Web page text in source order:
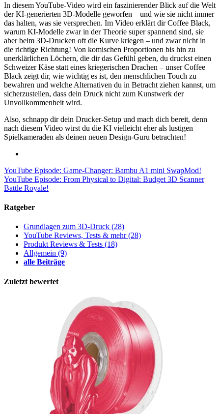
In diesem YouTube-Video wird ein faszinierender Blick auf die Welt
der KI-generierten 3D-Modelle geworfen – und wie sie nicht immer
das halten, was sie versprechen. Im Video erklärt dir Coffee Black,
warum KI-Modelle zwar in der Theorie super spannend sind, sie
aber beim 3D-Drucken oft die Kurve kriegen – und zwar nicht in
die richtige Richtung! Von komischen Proportionen bis hin zu
unerklärlichen Löchern, die dir das Gefühl geben, du druckst einen
Schweizer Käse statt eines kriegerischen Drachen – unser Coffee
Black zeigt dir, wie wichtig es ist, den menschlichen Touch zu
bewahren und welche Alternativen du in Betracht ziehen kannst, um
sicherzustellen, dass dein Druck nicht zum Kunstwerk der
Unvollkommenheit wird.
Also, schnapp dir dein Drucker-Setup und mach dich bereit, denn
nach diesem Video wirst du die KI vielleicht eher als lustigen
Spielkameraden als deinen neuen Design-Guru betrachten!
YouTube Episode: Game-Changer: Bambu A1 mini SwapMod!
YouTube Episode: From Physical to Digital: Budget 3D Scanner
Battle Royale!
Ratgeber
Grundlagen zum 3D-Druck (28)
YouTube Reviews, Tests & mehr(28)
Produkt Reviews & Tests (18)
Allgemein (9)
alle Beiträge
Zuletzt bewertet